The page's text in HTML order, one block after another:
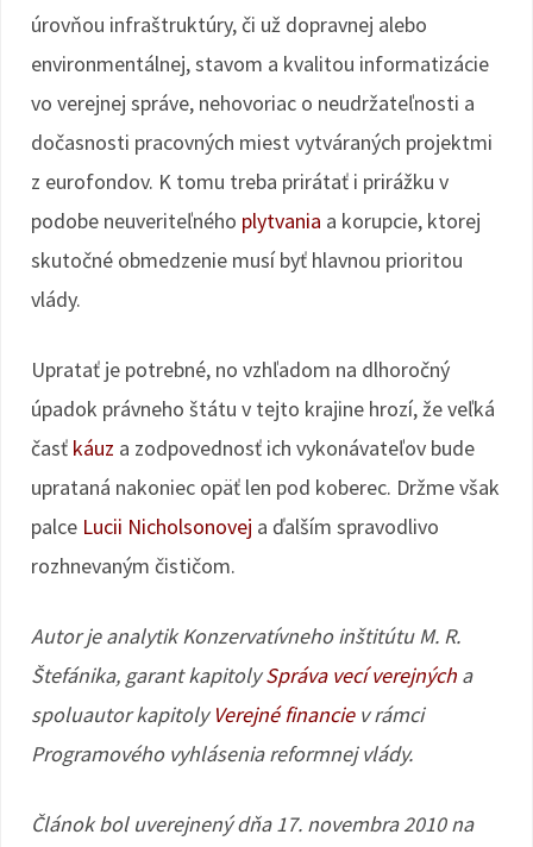
úrovňou infraštruktúry, či už dopravnej alebo
environmentálnej, stavom a kvalitou informatizácie
vo verejnej správe, nehovoriac o neudržateľnosti a
dočasnosti pracovných miest vytváraných projektmi
z eurofondov. K tomu treba prirátať i prirážku v
podobe neuveriteľného plytvania a korupcie, ktorej
skutočné obmedzenie musí byť hlavnou prioritou
vlády.
Upratať je potrebné, no vzhľadom na dlhoročný
úpadok právneho štátu v tejto krajine hrozí, že veľká
časť káuz a zodpovednosť ich vykonávateľov bude
uprataná nakoniec opäť len pod koberec. Držme však
palce Lucii Nicholsonovej a ďalším spravodlivo
rozhnevaným čističom.
Autor je analytik Konzervatívneho inštitútu M. R.
Štefánika, garant kapitolySpráva vecí verejných a
spoluautor kapitoly Verejné financiev rámci
Programového vyhlásenia reformnej vlády.
Článok bol uverejnený dňa 17. novembra 2010 na